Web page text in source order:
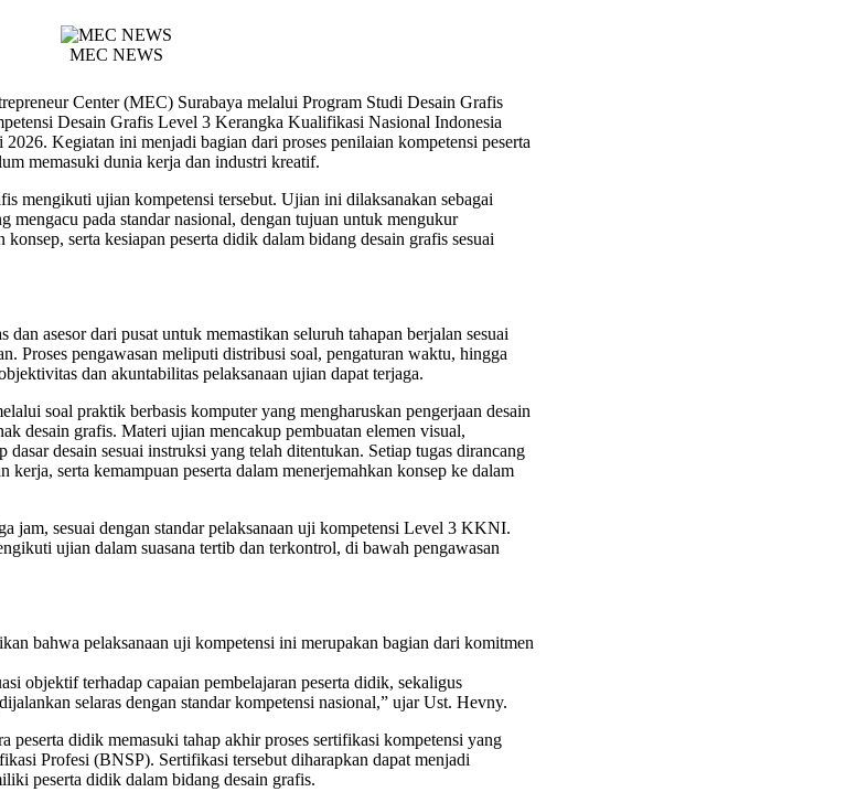
MEC NEWS
Center (MEC) Surabaya melalui Program Studi Desain Grafis
Desain Grafis Level 3 Kerangka Kualifikasi Nasional Indonesia
Kegiatan ini menjadi bagian dari proses penilaian kompetensi peserta
memasuki dunia kerja dan industri kreatif.
mengikuti ujian kompetensi tersebut. Ujian ini dilaksanakan sebagai
mengacu pada standar nasional, dengan tujuan untuk mengukur
serta kesiapan peserta didik dalam bidang desain grafis sesuai
asesor dari pusat untuk memastikan seluruh tahapan berjalan sesuai
Proses pengawasan meliputi distribusi soal, pengaturan waktu, hingga
dan akuntabilitas pelaksanaan ujian dapat terjaga.
soal praktik berbasis komputer yang mengharuskan pengerjaan desain
desain grafis. Materi ujian mencakup pembuatan elemen visual,
dasar desain sesuai instruksi yang telah ditentukan. Setiap tugas dirancang
serta kemampuan peserta dalam menerjemahkan konsep ke dalam
jam, sesuai dengan standar pelaksanaan uji kompetensi Level 3 KKNI.
ujian dalam suasana tertib dan terkontrol, di bawah pengawasan
bahwa pelaksanaan uji kompetensi ini merupakan bagian dari komitmen
objektif terhadap capaian pembelajaran peserta didik, sekaligus
selaras dengan standar kompetensi nasional,” ujar Ust. Hevny.
peserta didik memasuki tahap akhir proses sertifikasi kompetensi yang
Profesi (BNSP). Sertifikasi tersebut diharapkan dapat menjadi
peserta didik dalam bidang desain grafis.